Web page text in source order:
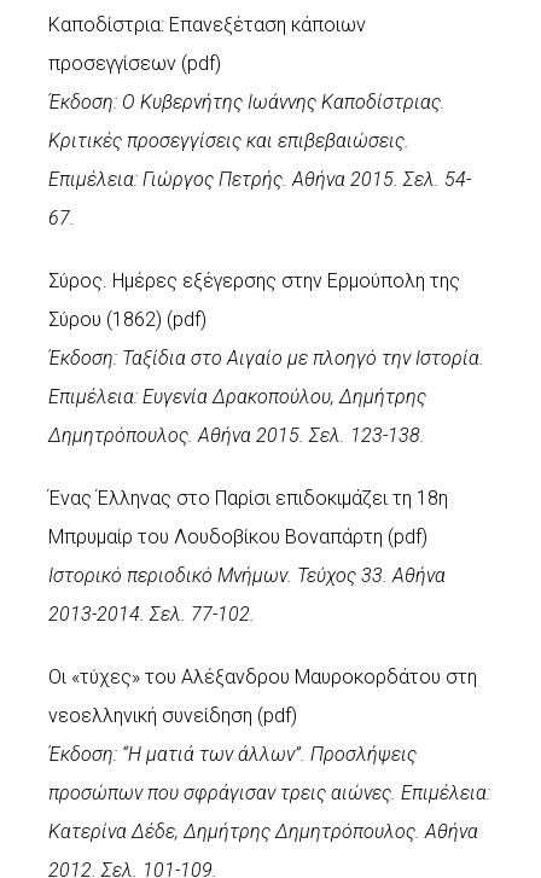
Καποδίστρια: Επανεξέταση κάποιων
προσεγγίσεων (pdf)
Έκδοση: Ο Κυβερνήτης Ιωάννης Καποδίστριας.
Κριτικές προσεγγίσεις και επιβεβαιώσεις.
Επιμέλεια: Γιώργος Πετρής. Αθήνα 2015. Σελ. 54-
67.
Σύρος. Ημέρες εξέγερσης στην Ερμούπολη της
Σύρου (1862) (pdf)
Έκδοση: Ταξίδια στο Αιγαίο με πλοηγό την Ιστορία.
Επιμέλεια: Ευγενία Δρακοπούλου, Δημήτρης
Δημητρόπουλος. Αθήνα 2015. Σελ. 123-138.
Ένας Έλληνας στο Παρίσι επιδοκιμάζει τη 18η
Μπρυμαίρ του Λουδοβίκου Βοναπάρτη (pdf)
Ιστορικό περιοδικό Μνήμων. Τεύχος 33. Αθήνα
2013-2014. Σελ. 77-102.
Οι «τύχες» του Αλέξανδρου Μαυροκορδάτου στη
νεοελληνική συνείδηση (pdf)
Έκδοση: “Η ματιά των άλλων”. Προσλήψεις
προσώπων που σφράγισαν τρεις αιώνες. Επιμέλεια:
Κατερίνα Δέδε, Δημήτρης Δημητρόπουλος. Αθήνα
2012. Σελ. 101-109.